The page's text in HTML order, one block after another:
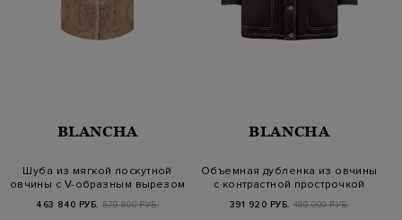
BLANCHA
Шуба из мягкой лоскутной
овчины с V-образным вырезом
463 840 РУБ. 579 800 РУБ.
BLANCHA
Объемная дубленка из овчины
с контрастной прострочкой
391 920 РУБ. 489 900 РУБ.